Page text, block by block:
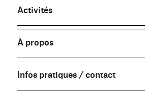
Activités
À propos
Infos pratiques / contact